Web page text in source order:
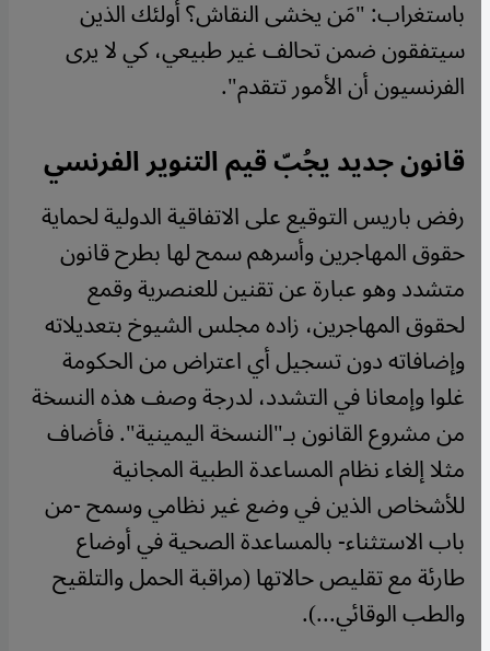
باستغراب: "مَن يخشى النقاش؟ أولئك الذين
سيتفقون ضمن تحالف غير طبيعي، كي لا يرى
الفرنسيون أن الأمور تتقدم".
قانون جديد يجُبّ قيم التنوير الفرنسي
رفض باريس التوقيع على الاتفاقية الدولية لحماية
حقوق المهاجرين وأسرهم سمح لها بطرح قانون
متشدد وهو عبارة عن تقنين للعنصرية وقمع
لحقوق المهاجرين، زاده مجلس الشيوخ بتعديلاته
وإضافاته دون تسجيل أي اعتراض من الحكومة
غلوا وإمعانا في التشدد، لدرجة وصف هذه النسخة
من مشروع القانون بـ"النسخة اليمينية". فأضاف
مثلا إلغاء نظام المساعدة الطبية المجانية
للأشخاص الذين في وضع غير نظامي وسمح -من
باب الاستثناء- بالمساعدة الصحية في أوضاع
طارئة مع تقليص حالاتها (مراقبة الحمل والتلقيح
والطب الوقائي...).